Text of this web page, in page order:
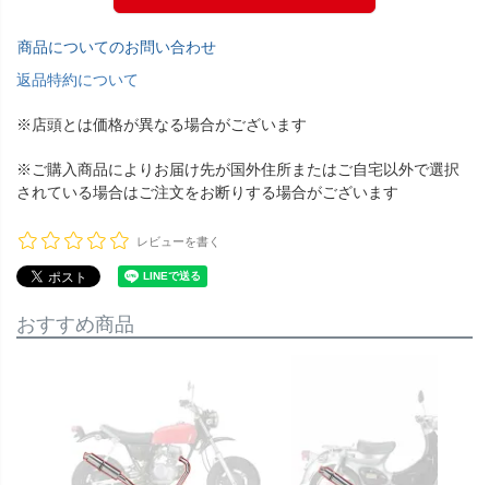
商品についてのお問い合わせ
返品特約について
※店頭とは価格が異なる場合がございます
※ご購入商品によりお届け先が国外住所またはご自宅以外で選択
されている場合はご注文をお断りする場合がございます
レビューを書く
おすすめ商品